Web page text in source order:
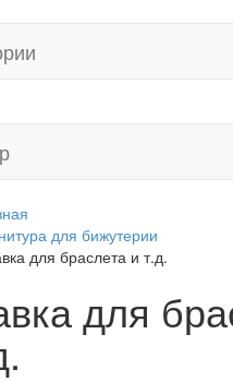
для бижутерии
для браслета и т.д.
для